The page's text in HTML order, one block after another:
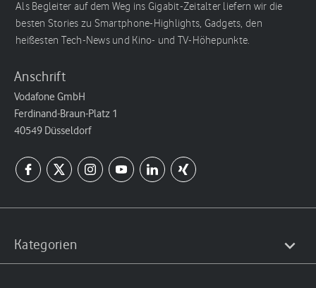
Als Begleiter auf dem Weg ins Gigabit-Zeitalter liefern wir die
besten Stories zu Smartphone-Highlights, Gadgets, den
heißesten Tech-News und Kino- und TV-Höhepunkte.
Anschrift
Vodafone GmbH
Ferdinand-Braun-Platz 1
40549 Düsseldorf
Kategorien